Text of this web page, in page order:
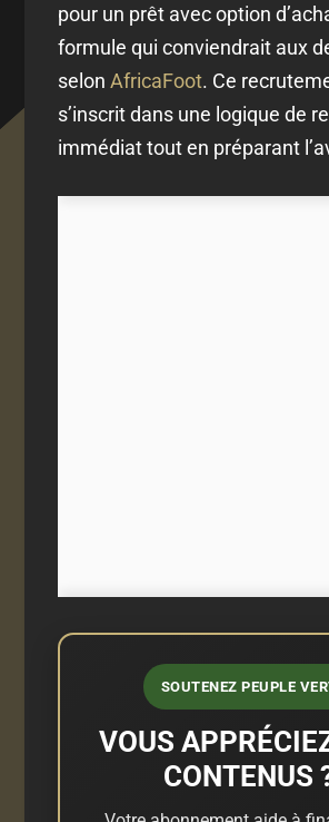
pour un prêt avec option
formule qui conviendrait aux
selonAfricaFoot. Ce
s’inscrit dans une logique de
immédiat tout en préparant
SOUTENEZ PEUPLE
VOUS
CONTENUS